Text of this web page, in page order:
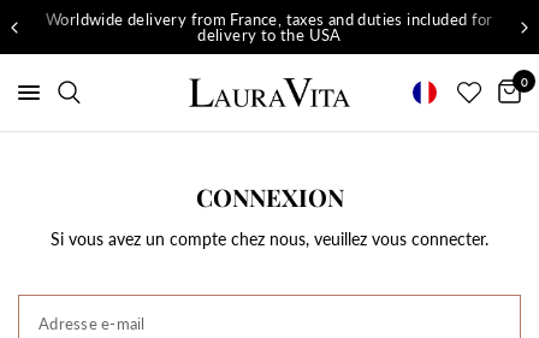
Worldwide delivery from France, taxes and duties included for
delivery to the USA
0
CONNEXION
Si vous avez un compte chez nous, veuillez vous connecter.
Adresse e-mail